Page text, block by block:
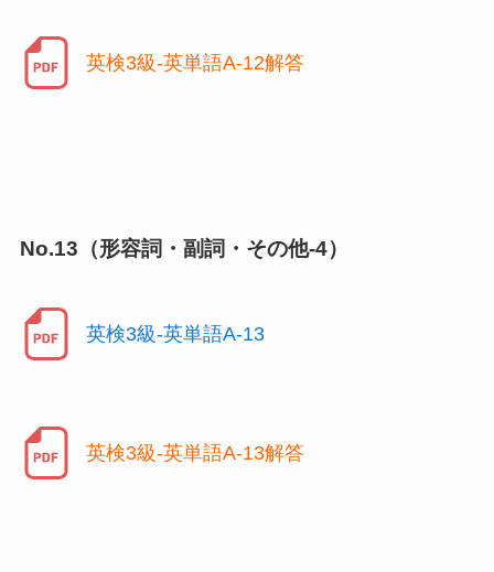
英検3級-英単語A-12解答
No.13（形容詞・副詞・その他-4）
英検3級-英単語A-13
英検3級-英単語A-13解答